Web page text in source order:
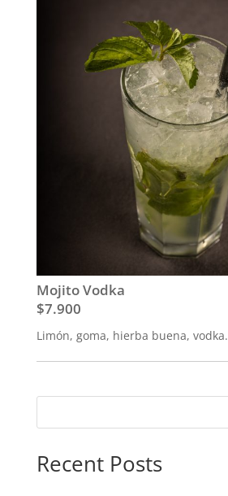
Mojito Vodka
$7.900
Limón, goma, hierba buena, vodka.
Recent Posts